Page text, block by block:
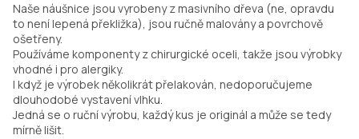
Naše náušnice jsou vyrobeny z masivního dřeva (ne, opravdu
to není lepená překližka), jsou ručně malovány a povrchově
ošetřeny.
Používáme komponenty z chirurgické oceli, takže jsou výrobky
vhodné i pro alergiky.
I když je výrobek několikrát přelakován, nedoporučujeme
dlouhodobé vystavení vlhku.
Jedná se o ruční výrobu, každý kus je originál a může se tedy
mírně lišit.